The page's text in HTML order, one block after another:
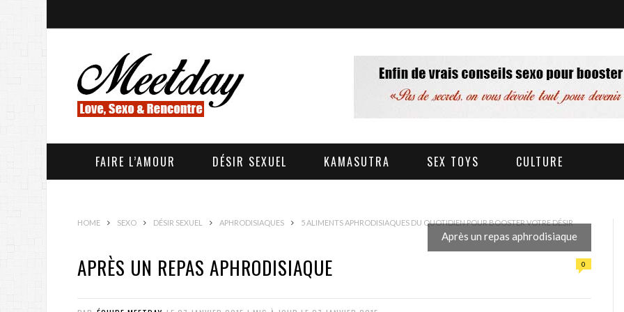
FAIRE L’AMOUR DÉSIR SEXUEL KAMASUTRA SEX TOYS CULTURE
HOME SEXO DÉSIR SEXUEL APHRODISIAQUES 5 ALIMENTS APHRODISIAQUES DU QUOTIDIEN POUR BOOSTER VOTRE DÉSIR
Après un repas aphrodisiaque
APRÈS UN REPAS APHRODISIAQUE 0